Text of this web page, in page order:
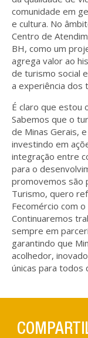
comunidade em
e cultura. No
Centro de
BH, como um
agrega valor ao
de turismo social
a experiência dos
É claro que estou
Sabemos que o
de Minas Gerais,
investindo em
integração entre
para o
promovemos são
Turismo, quero
Fecomércio com
Continuaremos
sempre em
garantindo que
acolhedor,
únicas para todos